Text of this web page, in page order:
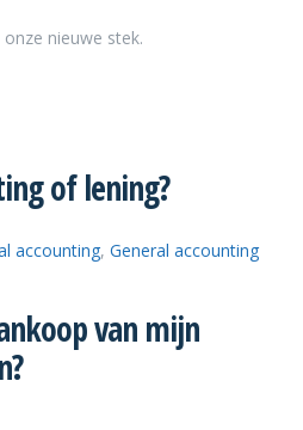
nieuwe stek.
of lening?
accounting, General accounting
van mijn